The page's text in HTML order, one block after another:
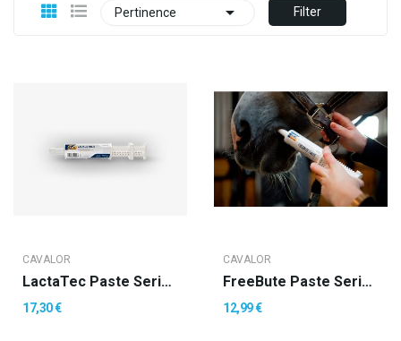
Pertinence  Filter
CAVALOR
LactaTec Paste Seringue De 60 Gr
17,30 €
CAVALOR
FreeBute Paste Seringue De 60 Gr
12,99 €